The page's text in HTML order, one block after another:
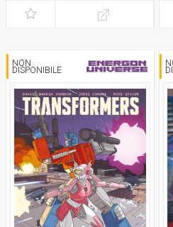
Connecting Variant
NON
DISPONIBILE